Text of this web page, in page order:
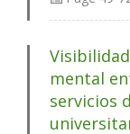
mental
servicios